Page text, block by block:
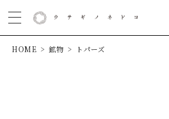
HOME 鉱物 トパーズ